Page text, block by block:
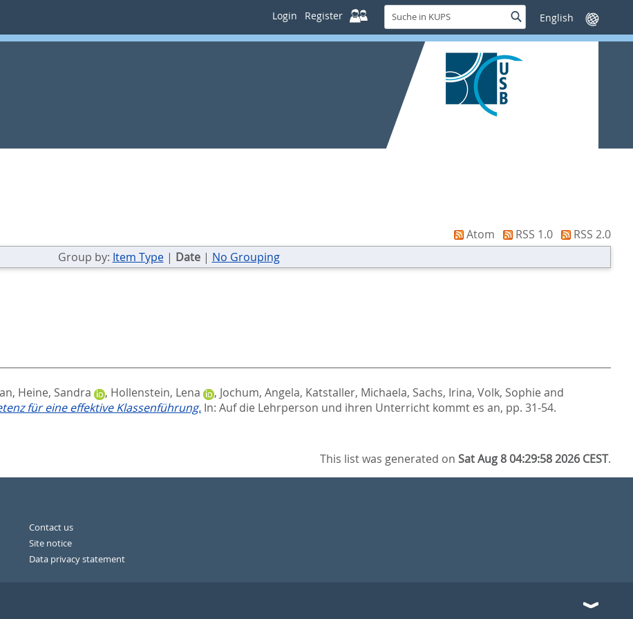
Login Register
Suche
in
KUPS
SucheSprache
wechseln
Atom RSS 1.0
RSS 2.0
Group by: Item Type| Date| No Grouping
, Heine, Sandra , Hollenstein, Lena , Jochum, Angela, Katstaller, Michaela, Sachs, Irina, Volk, Sophie and
für eine effektive Klassenführung. In: Auf die Lehrperson und ihren Unterricht kommt es an, pp. 31-54.
This list was generated onSat Aug 8 04:29:58 2026 CEST.
Contact us
Site notice
Data privacy statement